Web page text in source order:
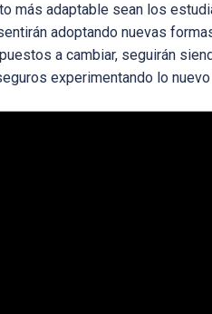
más adaptable sean los
adoptando nuevas
a cambiar, seguirán
experimentando lo